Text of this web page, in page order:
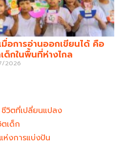
อการอ่านออกเขียนได้ คือ
ด็กในพื้นที่ห่างไกล
2026
ชีวิตที่เปลี่ยนแปลง
เด็ก
ห่งการแบ่งปัน